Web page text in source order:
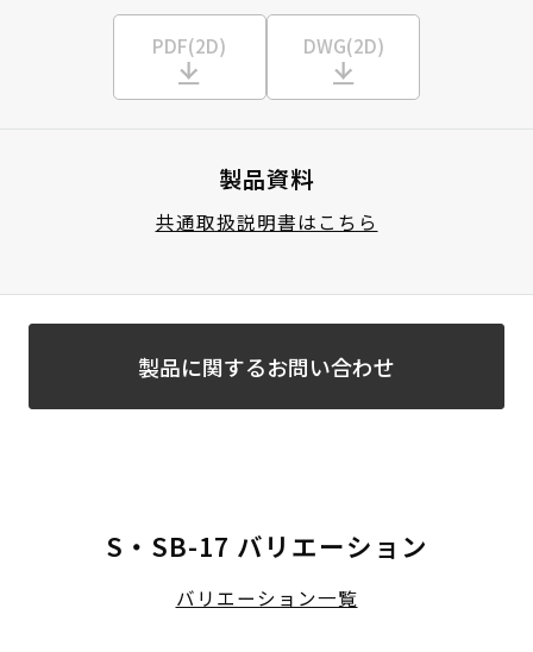
PDF(2D) DWG(2D)
製品資料
共通取扱説明書はこちら
製品に関するお問い合わせ
S・SB-17 バリエーション
バリエーション一覧